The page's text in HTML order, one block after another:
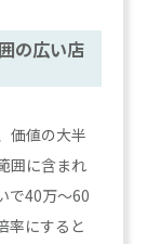
の広い店
価値の大半
囲に含まれ
で40万〜60
率にすると